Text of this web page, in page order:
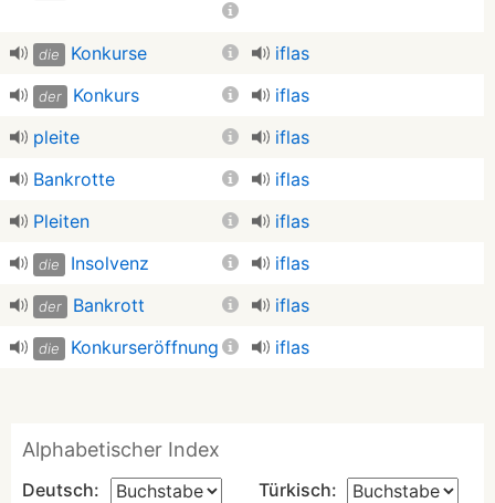
die Konkurse iflas
der Konkurs
iflas
pleite
iflas
Bankrotte
iflas
Pleiten
iflas
die Insolvenz iflas
der Bankrott iflas
die Konkurseröffnung iflas
Alphabetischer Index
Deutsch: Türkisch: